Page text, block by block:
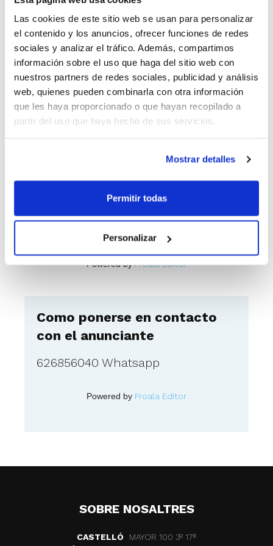
Las cookies de este sitio web se usan para personalizar
el contenido y los anuncios, ofrecer funciones de redes
sociales y analizar el tráfico. Además, compartimos
información sobre el uso que haga del sitio web con
nuestros partners de redes sociales, publicidad y análisis
web, quienes pueden combinarla con otra información
que les haya proporcionado o que hayan recopilado a
partir del uso que haya hecho de sus servicios.
Mostrar detalles
Permitir todas
Personalizar
Buscamos jugadores cadetes
comprometidos y con ganas de crecer.
En nuestra cantera ofrecemos
entrenamientos técnicos y tácticos 3
veces por semana, 2 sesiones de
preparación física específica y
competición federada cada fin de
semana.
un entorno de trabajo serio y
Si quieres dar un salto en tu desarrollo
deportivo, ven a probar con nosotros.
Contáctanos para más información.
¡Te esperamos!
Powered byFroala Editor
Como ponerse en contacto
con el anunciante
626856040 Whatsapp
Powered by Froala Editor
SOBRE NOSALTRES
CASTELLÓ
MAYOR 100 3º 17ª